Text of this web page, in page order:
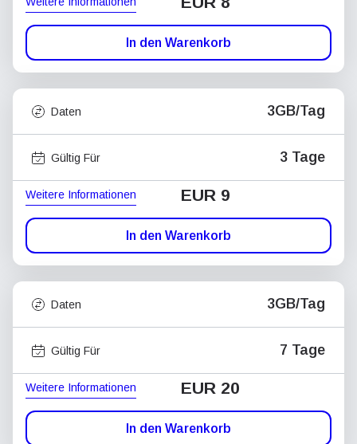
In den Warenkorb
Daten 3GB/Tag
Gültig Für 3 Tage
Weitere Informationen EUR 9
In den Warenkorb
Daten 3GB/Tag
Gültig Für 7 Tage
Weitere Informationen EUR 20
In den Warenkorb